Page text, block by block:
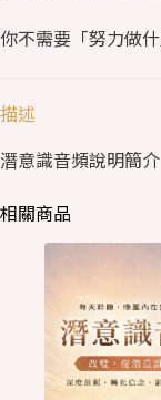
你不需要「努力做
描述
潛意識音頻說明簡介
相關商品